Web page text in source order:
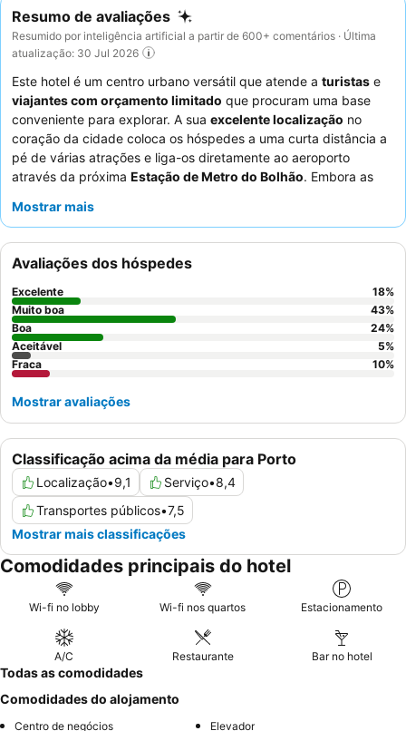
Resumo de avaliações
Resumido por inteligência artificial a partir de 600+ comentários · Última
atualização: 30 Jul 2026
Este hotel é um centro urbano versátil que atende a turistas e
viajantes com orçamento limitado que procuram uma base
conveniente para explorar. A sua excelente localização no
coração da cidade coloca os hóspedes a uma curta distância a
pé de várias atrações e liga-os diretamente ao aeroporto
através da próxima Estação de Metro do Bolhão. Embora as
garante fácil acesso a toda a propriedade. Os hóspedes
prestável
e apreciam o pequeno-almoço simples, mas
satisfatório, que muitas vezes inclui iguarias locais como o
pastel de nata
. Para uma estadia mais tranquila, considere pedir
um quarto longe da rua principal.
Mostrar mais
Classificação acima da média para Porto
Localização•9,1 Serviço•8,4
Transportes públicos•7,5
Mostrar mais classificações
Avaliações dos hóspedes
Excelente 18%
Muito boa
43%
Boa
24%
Aceitável
5%
Fraca
10%
Mostrar avaliações
Comodidades principais do hotel
Wi-fi no lobby Wi-fi nos quartos Estacionamento
A/C Restaurante Bar no hotel
Todas as comodidades
Comodidades do alojamento
Centro de negócios Elevador